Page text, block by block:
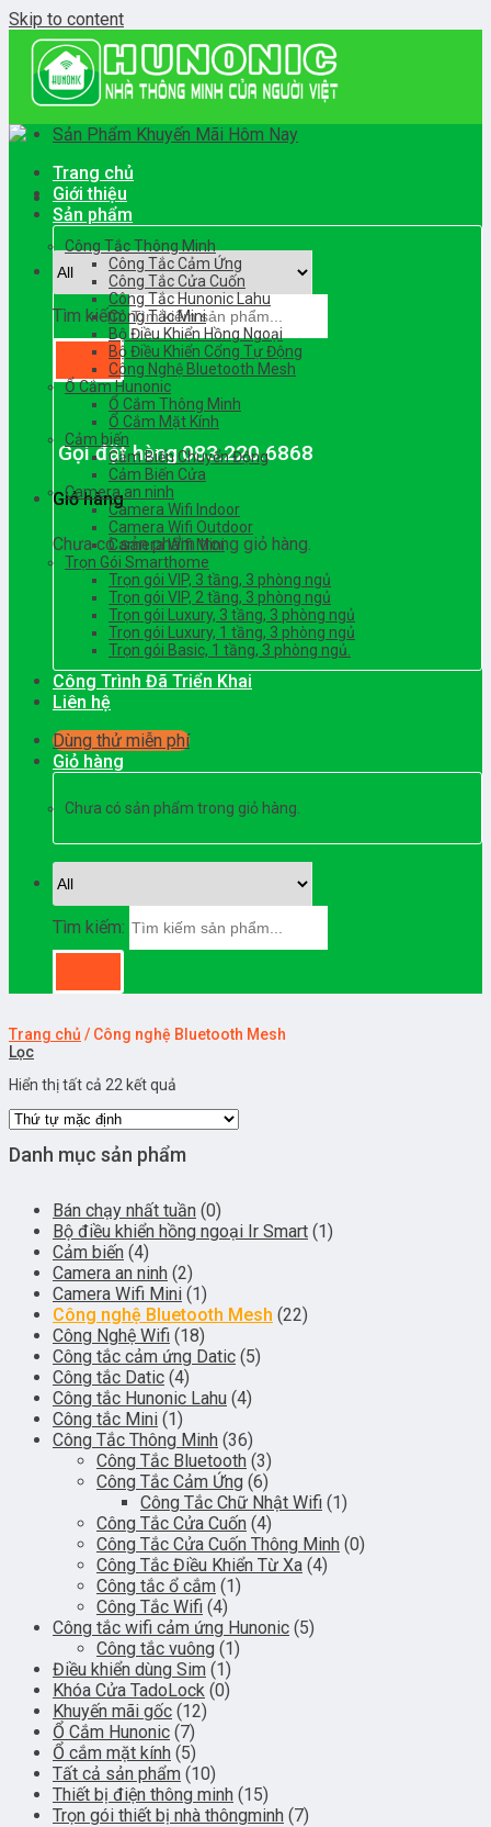
Skip to content
Tìm kiếm:
Gọi đặt hàng 083.220.6868
Giỏ hàng
Chưa có sản phẩm trong giỏ hàng.
Sản Phẩm Khuyến Mãi Hôm Nay
Trang chủ
Giới thiệu
Sản phẩm
Công Tắc Thông Minh
Công Tắc Cảm Ứng
Công Tắc Cửa Cuốn
Công Tắc Hunonic Lahu
Công Tắc Mini
Bộ Điều Khiển Hồng Ngoại
Bộ Điều Khiển Cổng Tự Động
Công Nghệ Bluetooth Mesh
Ổ Cắm Hunonic
Ổ Cắm Thông Minh
Ổ Cắm Mặt Kính
Cảm biến
Cảm Biến Chuyển Động
Cảm Biến Cửa
Camera an ninh
Camera Wifi Indoor
Camera Wifi Outdoor
Camera Wifi Mini
Trọn Gói Smarthome
Trọn gói VIP, 3 tầng, 3 phòng ngủ
Trọn gói VIP, 2 tầng, 3 phòng ngủ
Trọn gói Luxury, 3 tầng, 3 phòng ngủ
Trọn gói Luxury, 1 tầng, 3 phòng ngủ
Trọn gói Basic, 1 tầng, 3 phòng ngủ.
Công Trình Đã Triển Khai
Liên hệ
Dùng thử miễn phí
Giỏ hàng
Chưa có sản phẩm trong giỏ hàng.
Tìm kiếm:
Trang chủ / Công nghệ Bluetooth Mesh
Lọc
Hiển thị tất cả 22 kết quả
Danh mục sản phẩm
Bán chạy nhất tuần (0)
Bộ điều khiển hồng ngoại Ir Smart (1)
Cảm biến (4)
Camera an ninh (2)
Camera Wifi Mini (1)
Công nghệ Bluetooth Mesh (22)
Công Nghệ Wifi (18)
Công tắc cảm ứng Datic (5)
Công tắc Datic (4)
Công tắc Hunonic Lahu (4)
Công tắc Mini (1)
Công Tắc Thông Minh (36)
Công Tắc Bluetooth (3)
Công Tắc Cảm Ứng (6)
Công Tắc Chữ Nhật Wifi (1)
Công Tắc Cửa Cuốn (4)
Công Tắc Cửa Cuốn Thông Minh (0)
Công Tắc Điều Khiển Từ Xa (4)
Công tắc ổ cắm (1)
Công Tắc Wifi (4)
Công tắc wifi cảm ứng Hunonic (5)
Công tắc vuông (1)
Điều khiển dùng Sim (1)
Khóa Cửa TadoLock (0)
Khuyến mãi gốc (12)
Ổ Cắm Hunonic (7)
Ổ cắm mặt kính (5)
Tất cả sản phẩm (10)
Thiết bị điện thông minh (15)
Trọn gói thiết bị nhà thôngminh (7)